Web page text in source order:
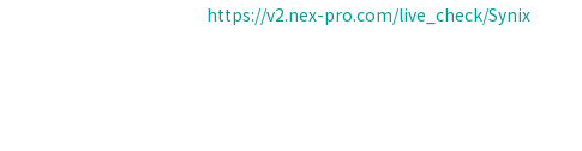
https://v2.nex-pro.com/live_check/Synix